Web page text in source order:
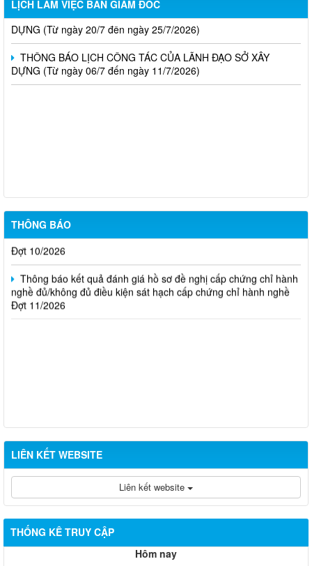
LỊCH LÀM VIỆC BAN GIÁM ĐỐC
THÔNG BÁO LỊCH CÔNG TÁC CỦA LÃNH ĐẠO SỞ XÂY
DỰNG (Từ ngày 20/7 đến ngày 25/7/2026)
THÔNG BÁO LỊCH CÔNG TÁC CỦA LÃNH ĐẠO SỞ XÂY
DỰNG (Từ ngày 06/7 đến ngày 11/7/2026)
THÔNG BÁO
Thông báo kết quả đánh giá hồ sơ đề nghị cấp chứng chỉ hành
Đợt 10/2026
Thông báo kết quả đánh giá hồ sơ đề nghị cấp chứng chỉ hành
nghề đủ/không đủ điều kiện sát hạch cấp chứng chỉ hành nghề
Đợt 11/2026
LIÊN KẾT WEBSITE
Liên kết website
THỐNG KÊ TRUY CẬP
Hôm nay